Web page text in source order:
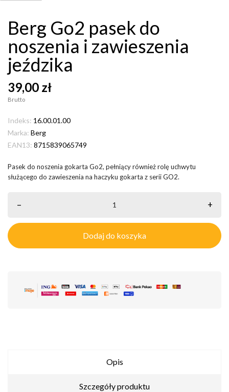
Berg Go2 pasek do
noszenia i zawieszenia
jeździka
39,00 zł
Brutto
Indeks: 16.00.01.00
Marka: Berg
EAN13: 8715839065749
Pasek do noszenia gokarta Go2, pełniący również rolę uchwytu
służącego do zawieszenia na haczyku gokarta z serii GO2.
– +
Dodaj do koszyka
Opis
Szczegóły produktu